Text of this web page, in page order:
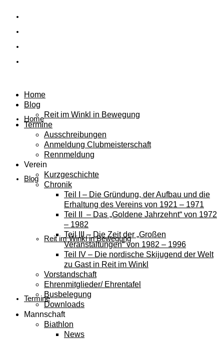
Home
Blog
Reit im Winkl in Bewegung
Termine
Home
Blog
Reit im Winkl in Bewegung
Termine
Ausschreibungen
Anmeldung Clubmeisterschaft
Rennmeldung
Verein
Kurzgeschichte
Chronik
Teil I – Die Gründung, der Aufbau und die
Erhaltung des Vereins von 1921 – 1971
Teil II – Das „Goldene Jahrzehnt“ von 1972
– 1982
Teil III – Die Zeit der „Großen
Veranstaltungen“ von 1982 – 1996
Teil IV – Die nordische Skijugend der Welt
zu Gast in Reit im Winkl
Vorstandschaft
Ehrenmitglieder/ Ehrentafel
Busbelegung
Downloads
Mannschaft
Biathlon
News